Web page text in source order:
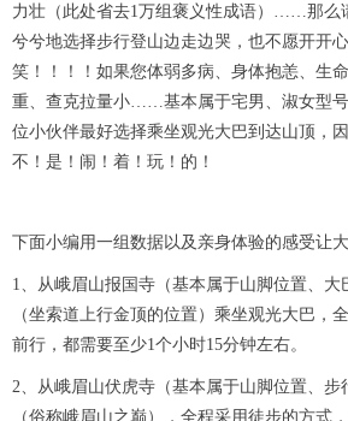
力壮（此处省去1万组褒义性成语）……那么
兮兮地选择步行登山边走边哭，也不愿开开
笑！！！！如果您体弱多病、身体抱恙、生
重、查克拉量小……基本属于宅男、淑女型号
位小伙伴最好选择乘坐观光大巴到达山顶，
不！是！闹！着！玩！的！
下面小编用一组数据以及亲身体验的感受让
1、从峨眉山报国寺（基本属于山脚位置、
（坐索道上行金顶的位置）乘坐观光大巴，
前行，都需要至少1个小时15分钟左右。
2、从峨眉山伏虎寺（基本属于山脚位置、步
（俗称峨眉山之巅），全程采用徒步的方式